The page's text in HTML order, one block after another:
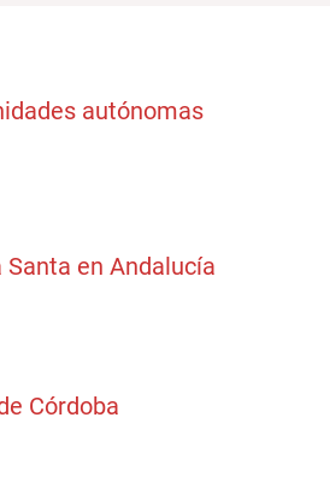
autónomas
Santa en Andalucía
Córdoba